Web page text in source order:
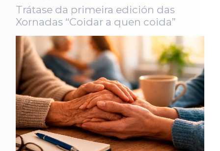
Trátase da primeira edición das
Xornadas “Coidar a quen coida”